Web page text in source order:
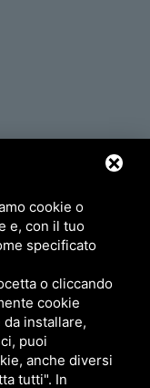
cookie o
e, con il tuo
specificato
o cliccando
cookie
installare,
puoi
anche diversi
tutti". In
18
sito